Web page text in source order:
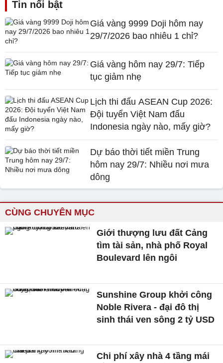
Tin nổi bật
Giá vàng 9999 Doji hôm nay
29/7/2026 bao nhiêu 1 chỉ?
Giá vàng hôm nay 29/7: Tiếp
tục giảm nhẹ
Lịch thi đấu ASEAN Cup 2026:
Đội tuyển Việt Nam đấu
Indonesia ngày nào, mấy giờ?
Dự báo thời tiết miền Trung
hôm nay 29/7: Nhiều nơi mưa
dông
CÙNG CHUYÊN MỤC
Giới thượng lưu đất Cảng
tìm tài sản, nhà phố Royal
Boulevard lên ngôi
Sunshine Group khởi công
Noble Rivera - đại đô thị
sinh thái ven sông 2 tỷ USD
Chi phí xây nhà 4 tầng mái